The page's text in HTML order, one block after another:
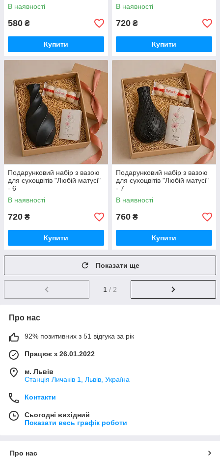
В наявності
580 ₴
Купити
В наявності
720 ₴
Купити
Подарунковий набір з вазою
для сухоцвітів "Любій матусі"
- 6
В наявності
720 ₴
Купити
Подарунковий набір з вазою
для сухоцвітів "Любій матусі"
- 7
В наявності
760 ₴
Купити
Показати ще
1 / 2
Про нас
92% позитивних з 51 відгука за рік
Працює з 26.01.2022
м. Львів
Станція Личаків 1, Львів, Україна
Контакти
Сьогодні вихідний
Показати весь графік роботи
Про нас